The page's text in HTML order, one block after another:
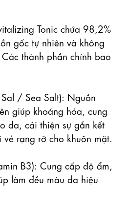
Tonic chứa 98,2%
gốc tự nhiên và không
thành phần chính bao
/ Sea Salt): Nguồn
giúp khoáng hóa, cung
da, cải thiện sự gắn kết
rạng rỡ cho khuôn mặt.
B3): Cung cấp độ ẩm,
làm đều màu da hiệu